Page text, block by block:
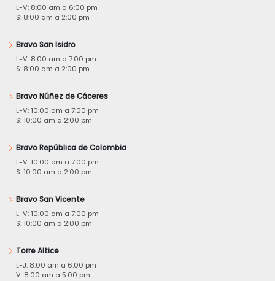
L-V: 8:00 am a 6:00 pm
S: 8:00 am a 2:00 pm
Bravo San Isidro
L-V: 8:00 am a 7:00 pm
S: 8:00 am a 2:00 pm
Bravo Núñez de Cáceres
L-V: 10:00 am a 7:00 pm
S: 10:00 am a 2:00 pm
Bravo República de Colombia
L-V: 10:00 am a 7:00 pm
S: 10:00 am a 2:00 pm
Bravo San Vicente
L-V: 10:00 am a 7:00 pm
S: 10:00 am a 2:00 pm
Torre Altice
L-J: 8:00 am a 6:00 pm
V: 8:00 am a 5:00 pm